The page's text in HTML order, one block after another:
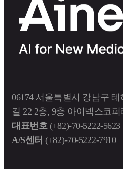
06174 서울특별시 강남구 테
길 22 2층, 9층 아이넥스코퍼
대표번호(+82)-70-5222-5623
A/S센터 (+82)-70-5222-7910